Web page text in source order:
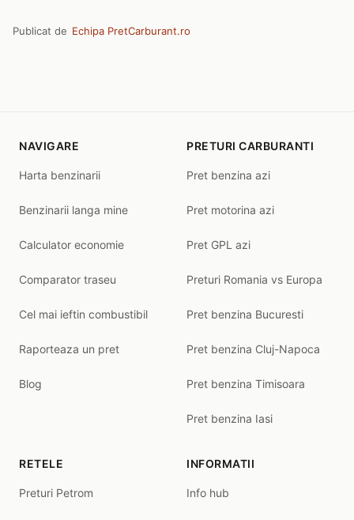
Publicat de Echipa PretCarburant.ro
NAVIGARE
Harta benzinarii
Benzinarii langa mine
Calculator economie
Comparator traseu
Cel mai ieftin combustibil
Raporteaza un pret
Blog
PRETURI CARBURANTI
Pret benzina azi
Pret motorina azi
Pret GPL azi
Preturi Romania vs Europa
Pret benzina Bucuresti
Pret benzina Cluj-Napoca
Pret benzina Timisoara
Pret benzina Iasi
RETELE
Preturi Petrom
INFORMATII
Info hub